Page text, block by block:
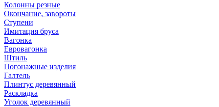
Колонны резные
Окончание, завороты
Ступени
Имитация бруса
Вагонка
Евровагонка
Штиль
Погонажные изделия
Галтель
Плинтус деревянный
Раскладка
Уголок деревянный